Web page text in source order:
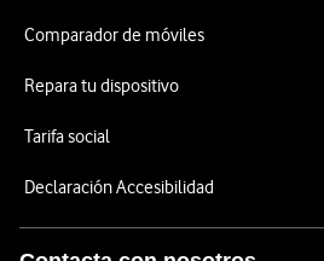
Comparador de móviles
Repara tu dispositivo
Tarifa social
Declaración Accesibilidad